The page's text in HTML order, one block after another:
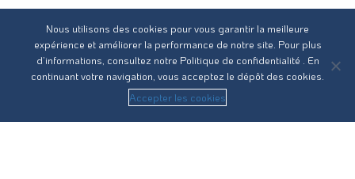
Nous utilisons des cookies pour vous garantir la meilleure
expérience et améliorer la performance de notre site. Pour plus
d’informations, consultez notre Politique de confidentialité
. En
continuant votre navigation, vous acceptez le dépôt des cookies.
Accepter les cookies